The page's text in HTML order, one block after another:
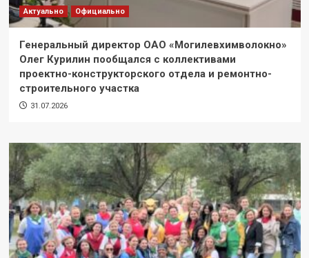
Актуально Официально
Генеральный директор ОАО «Могилевхимволокно»
Олег Курилин пообщался с коллективами
проектно-конструкторского отдела и ремонтно-
строительного участка
31.07.2026